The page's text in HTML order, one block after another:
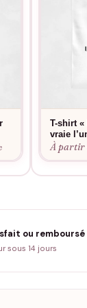
T-shirt
vraie
À partir
ou remboursé
sous 14 jours